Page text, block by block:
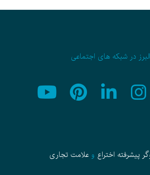
در شبکه های اجتماعی
پیشرفته اختراع وعلامت تجاری